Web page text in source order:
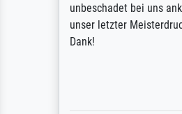
unbeschadet bei uns
unser letzter Meisterdruck
Dank!